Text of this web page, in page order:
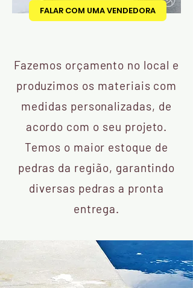
FALAR COM UMA VENDEDORA
Fazemos orçamento no local e
produzimos os materiais com
medidas personalizadas, de
acordo com o seu projeto.
Temos o maior estoque de
pedras da região, garantindo
diversas pedras a pronta
entrega.